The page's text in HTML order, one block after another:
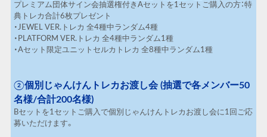
プレミアム団体サイン会抽選権付きAセットを1セットご購入の方：特
典トレカ合計6枚プレゼント
・JEWEL VER.トレカ 全4種中ランダム4種
・PLATFORM VER.トレカ 全4種中ランダム1種
・Aセット限定ユニットセルカトレカ 全8種中ランダム1種
②個別じゃんけんトレカお渡し会 (抽選で各メンバー50
名様/合計200名様)
Bセットを1セットご購入で個別じゃんけんトレカお渡し会に1回ご応
募いただけます。